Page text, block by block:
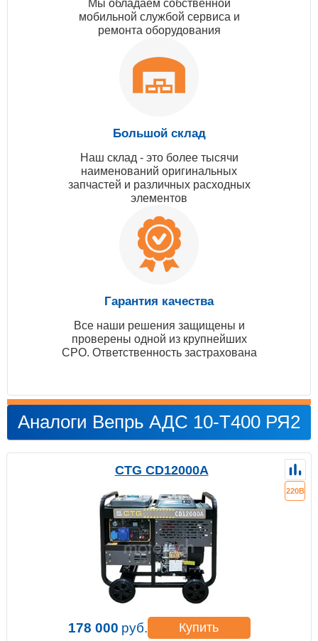
Мы обладаем собственной
мобильной службой сервиса и
ремонта оборудования
Большой склад
Наш склад - это более тысячи
наименований оригинальных
запчастей и различных расходных
элементов
Гарантия качества
Все наши решения защищены и
проверены одной из крупнейших
СРО. Ответственность застрахована
Аналоги Вепрь АДС 10-Т400 РЯ2
CTG CD12000A
220В
178 000 руб. Купить